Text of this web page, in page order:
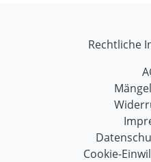
Rechtliche
Cookie-